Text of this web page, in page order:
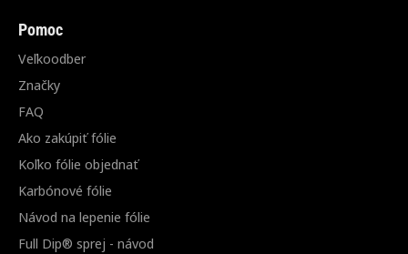
Pomoc
Veľkoodber
Značky
FAQ
Ako zakúpiť fólie
Koľko fólie objednať
Karbónové fólie
Návod na lepenie fólie
Full Dip® sprej - návod